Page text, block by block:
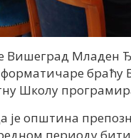
Младен
браћу
Школу
је општина